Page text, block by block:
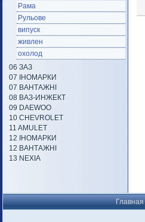
Рама
Рульове
випуск
живлен
охолод
06 ЗАЗ
07 ІНОМАРКИ
07 ВАНТАЖНІ
08 ВАЗ-ИНЖЕКТ
09 DAEWOO
10 CHEVROLET
11 AMULET
12 ІНОМАРКИ
12 ВАНТАЖНІ
13 NEXIA
Главная